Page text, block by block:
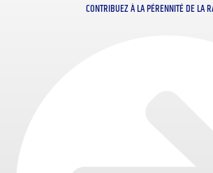
CONTRIBUEZ À LA PÉRENNITÉ DE LA